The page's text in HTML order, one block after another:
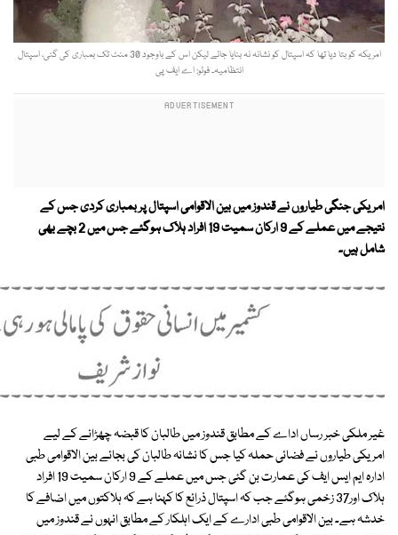
امریکہ کو بتا دیا تھا کہ اسپتال کو نشانہ نہ بنایا جائے لیکن اس کے باوجود 30 منٹ تک بمباری کی گئی، اسپتال
انتظامیہ۔ فوٹو: اے ایف پی
امریکی جنگی طیاروں نے قندوز میں بین الاقوامی اسپتال پر بمباری کردی جس کے
نتیجے میں عملے کے 9 ارکان سمیت 19 افراد ہلاک ہوگئے جس میں 2 بچے بھی
شامل ہیں۔
غیر ملکی خبر رساں اداے کے مطابق قندوز میں طالبان کا قبضہ چھڑانے کے لیے
امریکی طیاروں نے فضائی حملہ کیا جس کا نشانہ طالبان کی بجائے بین الاقوامی طبی
ادارہ ایم ایس ایف کی عمارت بن گئی جس میں عملے کے 9 ارکان سمیت 19 افراد
ہلاک اور37 زخمی ہوگئے جب کہ اسپتال ذرائع کا کہنا ہے کہ ہلاکتوں میں اضافے کا
خدشہ ہے۔ بین الاقوامی طبی ادارے کے ایک اہلکار کے مطابق انہوں نے قندوز میں